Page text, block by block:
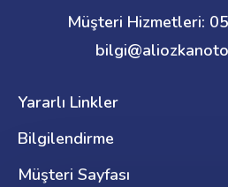
Müşteri Hizmetleri:
Yararlı Linkler
Bilgilendirme
Müşteri Sayfası